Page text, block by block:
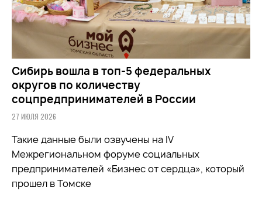
Сибирь вошла в топ-5 федеральных
округов по количеству
соцпредпринимателей в России
27 ИЮЛЯ 2026
Такие данные были озвучены на IV
Межрегиональном форуме социальных
предпринимателей «Бизнес от сердца», который
прошел в Томске